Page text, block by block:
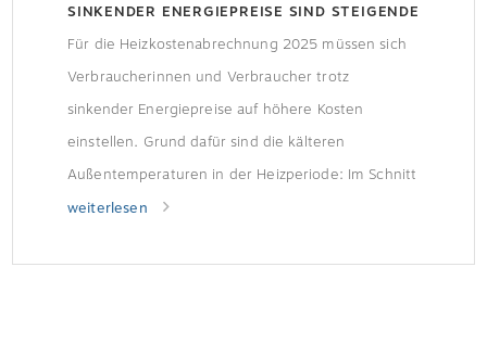
SINKENDER ENERGIEPREISE SIND STEIGENDE
KOSTEN ZU ERWARTEN
Für die Heizkostenabrechnung 2025 müssen sich
Verbraucherinnen und Verbraucher trotz
sinkender Energiepreise auf höhere Kosten
einstellen. Grund dafür sind die kälteren
Außentemperaturen in der Heizperiode: Im Schnitt
war es 2025 kälter als 2024, was zu einer
einer aktuellen Prognose des Energiedienstleisters
weiterlesen